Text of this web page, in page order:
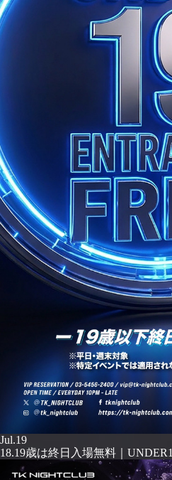
Jul.19
18.19歳は終日入場無料｜